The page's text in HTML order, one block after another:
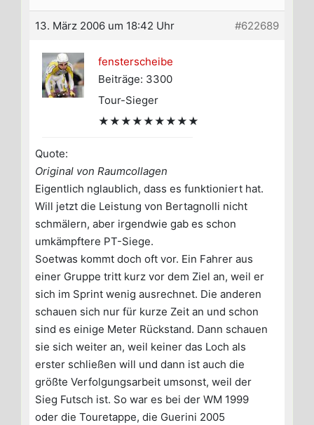
13. März 2006 um 18:42 Uhr #622689
fensterscheibe
Beiträge: 3300
Tour-Sieger
★★★★★★★★★
Quote:
Original von Raumcollagen
Eigentlich nglaublich, dass es funktioniert hat.
Will jetzt die Leistung von Bertagnolli nicht
schmälern, aber irgendwie gab es schon
umkämpftere PT-Siege.
Soetwas kommt doch oft vor. Ein Fahrer aus
einer Gruppe tritt kurz vor dem Ziel an, weil er
sich im Sprint wenig ausrechnet. Die anderen
schauen sich nur für kurze Zeit an und schon
sind es einige Meter Rückstand. Dann schauen
sie sich weiter an, weil keiner das Loch als
erster schließen will und dann ist auch die
größte Verfolgungsarbeit umsonst, weil der
Sieg Futsch ist. So war es bei der WM 1999
oder die Touretappe, die Guerini 2005